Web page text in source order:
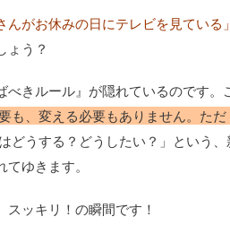
んがお休みの日にテレビを見ている」
ょう？
べきルール』が隠れているのです。
も、変える必要もありません。た
どうする？どうしたい？」という
ゆきます。
ッキリ！の瞬間です！